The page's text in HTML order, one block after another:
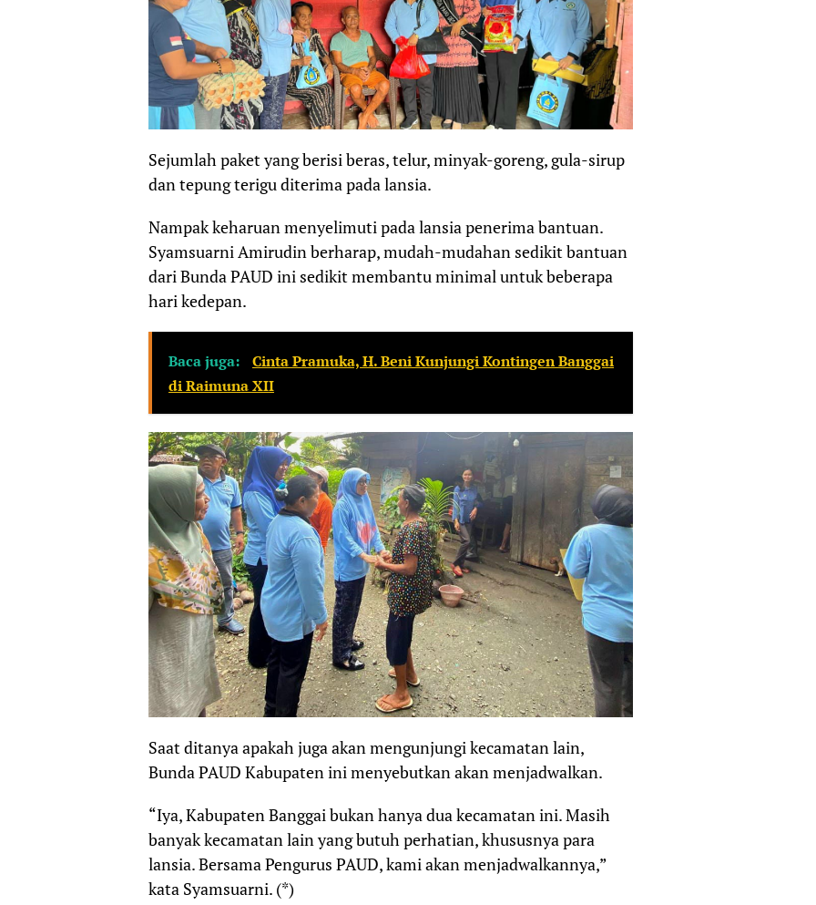
Sejumlah paket yang berisi beras, telur, minyak-goreng, gula-sirup
dan tepung terigu diterima pada lansia.
Nampak keharuan menyelimuti pada lansia penerima bantuan.
Syamsuarni Amirudin berharap, mudah-mudahan sedikit bantuan
dari Bunda PAUD ini sedikit membantu minimal untuk beberapa
hari kedepan.
Baca juga:
Cinta Pramuka, H. Beni Kunjungi Kontingen Banggai
di Raimuna XII
Saat ditanya apakah juga akan mengunjungi kecamatan lain,
Bunda PAUD Kabupaten ini menyebutkan akan menjadwalkan.
“Iya, Kabupaten Banggai bukan hanya dua kecamatan ini. Masih
banyak kecamatan lain yang butuh perhatian, khususnya para
lansia. Bersama Pengurus PAUD, kami akan menjadwalkannya,”
kata Syamsuarni. (*)